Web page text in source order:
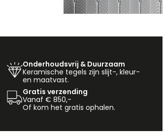
Onderhoudsvrij & Duurzaam
Keramische tegels zijn slijt-, kleur-
en maatvast.
Gratis verzending
Vanaf € 850,-
Of kom het gratis ophalen.